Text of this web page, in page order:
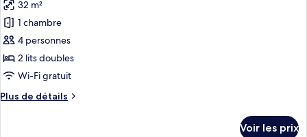
vue
mer
photos
pour
ce
type
de
chambre :
Chambre
32 m²
1 chambre
4 personnes
2 lits doubles
Wi-Fi gratuit
Plus de détails
Plus
Voir les prix